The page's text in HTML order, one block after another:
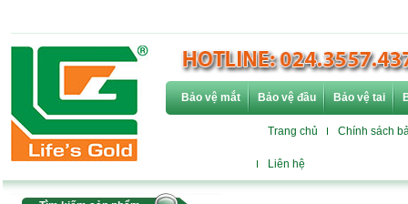
Bảo vệ mắt Bảo vệ đầu Bảo vệ tai
Trang chủ Chính sách
Liên hệ